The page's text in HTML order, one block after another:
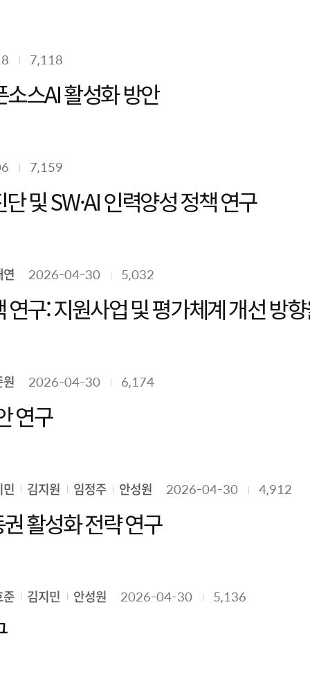
7,118
경쟁력 확보를 위한 오픈소스AI 활성화 방안
7,159
및 SW·AI 인력양성 정책 연구
2026-04-30 5,032
2026-04-30 6,174
연구
김지원 임정주 안성원 2026-04-30 4,912
AI시대 데이터 상호운용성 및 이동권 활성화 전략 연구
준 김지민 안성원 2026-04-30 5,136